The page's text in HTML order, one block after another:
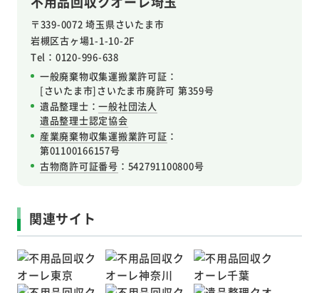
〒339-0072 埼玉県さいたま市
岩槻区古ヶ場1-1-10-2F
Tel：0120-996-638
一般廃棄物収集運搬業許可証：
[さいたま市]さいたま市廃許可 第359号
遺品整理士：一般社団法人
遺品整理士認定協会
産業廃棄物収集運搬業許可証 ：
第01100166157号
古物商許可証番号 ：542791100800号
関連サイト